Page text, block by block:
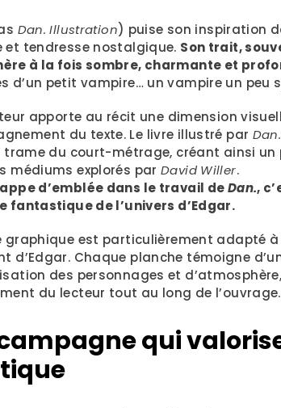
Dan. Illustration) puise son inspiration
et tendresse nostalgique. Son trait,
à la fois sombre, charmante et
d’un petit vampire… un vampire un peu
apporte au récit une dimension
du texte. Le livre illustré par Dan.
du court-métrage, créant ainsi
médiums explorés par David Willer.
d’emblée dans le travail deDan.,
fantastique de l’univers d’Edgar.
graphique est particulièrement adapté
d’Edgar. Chaque planche témoigne
des personnages et
du lecteur tout au long de l’ouvrage.
qui